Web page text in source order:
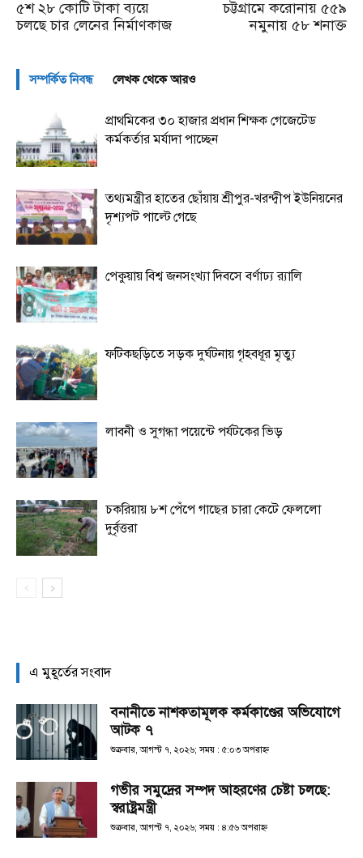
৫শ ২৮ কোটি টাকা ব্যয়ে
চলছে চার লেনের নির্মাণকাজ
চট্টগ্রামে করোনায় ৫৫৯
নমুনায় ৫৮ শনাক্ত
সম্পর্কিত নিবন্ধ লেখক থেকে আরও
প্রাথমিকের ৩০ হাজার প্রধান শিক্ষক গেজেটেড
কর্মকর্তার মর্যাদা পাচ্ছেন
তথ্যমন্ত্রীর হাতের ছোঁয়ায় শ্রীপুর-খরন্দ্বীপ ইউনিয়নের
দৃশ্যপট পাল্টে গেছে
পেকুয়ায় বিশ্ব জনসংখ্যা দিবসে বর্ণাঢ্য র‌্যালি
ফটিকছড়িতে সড়ক দুর্ঘটনায় গৃহবধূর মৃত্যু
লাবনী ও সুগন্ধা পয়েন্টে পর্যটকের ভিড়
চকরিয়ায় ৮শ পেঁপে গাছের চারা কেটে ফেললো
দুর্বৃত্তরা
এ মুহূর্তের সংবাদ
বনানীতে নাশকতামূলক কর্মকাণ্ডের অভিযোগে
আটক ৭
শুক্রবার, আগস্ট ৭, ২০২৬; সময় : ৫:০৩ অপরাহ্ণ
গভীর সমুদ্রের সম্পদ আহরণের চেষ্টা চলছে:
স্বরাষ্ট্রমন্ত্রী
শুক্রবার, আগস্ট ৭, ২০২৬; সময় : ৪:৫৬ অপরাহ্ণ